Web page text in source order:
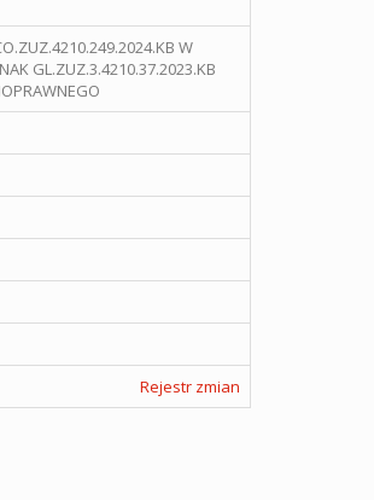
W
GL.ZUZ.3.4210.37.2023.KB
Rejestr zmian